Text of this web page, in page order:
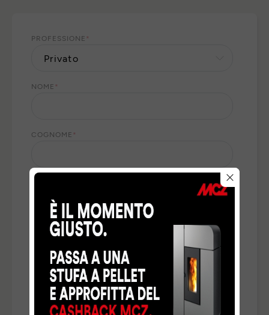
PROFESSIONE *
NOME *
COGNOME *
TELEFONO*
NAZIONE*